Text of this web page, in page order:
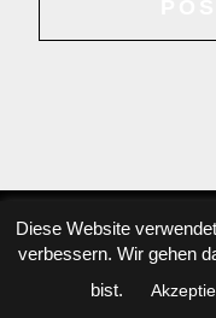
Copyright ©
Datenschutzinformation,
Diese Website
verbessern. Wir gehen
bist.